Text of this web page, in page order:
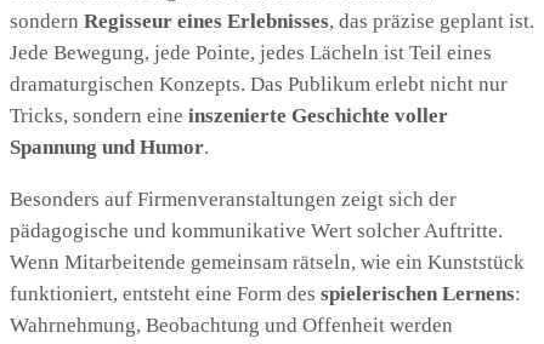
sondern Regisseur eines Erlebnisses, das präzise geplant ist.
Jede Bewegung, jede Pointe, jedes Lächeln ist Teil eines
dramaturgischen Konzepts. Das Publikum erlebt nicht nur
Tricks, sondern eine inszenierte Geschichte voller
Spannung und Humor.
Besonders auf Firmenveranstaltungen zeigt sich der
pädagogische und kommunikative Wert solcher Auftritte.
Wenn Mitarbeitende gemeinsam rätseln, wie ein Kunststück
funktioniert, entsteht eine Form des spielerischen Lernens:
Wahrnehmung, Beobachtung und Offenheit werden